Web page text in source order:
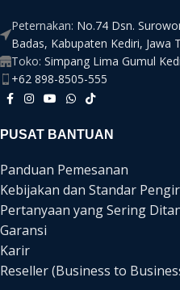
Peternakan: No.74 Dsn.
Badas, Kabupaten Kediri, Jawa
Toko: Simpang Lima Gumul
+62 898-8505-555
PUSAT BANTUAN
Panduan Pemesanan
Kebijakan dan Standar
Pertanyaan yang Sering
Garansi
Karir
Reseller (Business to